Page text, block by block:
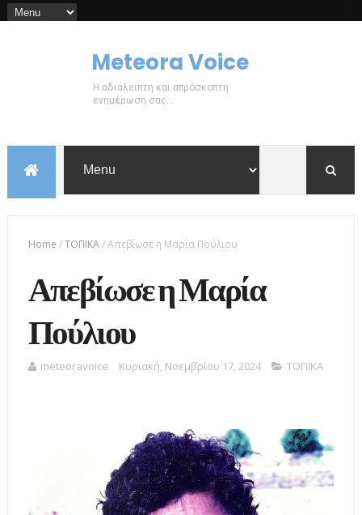
Meteora Voice
Η αδιάλειπτη και απρόσκοπτη
ενημέρωση σας...
Home /ΤΟΠΙΚΑ/Απεβίωσε η Μαρία Πούλιου
Απεβίωσε η Μαρία
Πούλιου
meteoravoice Κυριακή, Νοεμβρίου 17, 2024 ΤΟΠΙΚΑ